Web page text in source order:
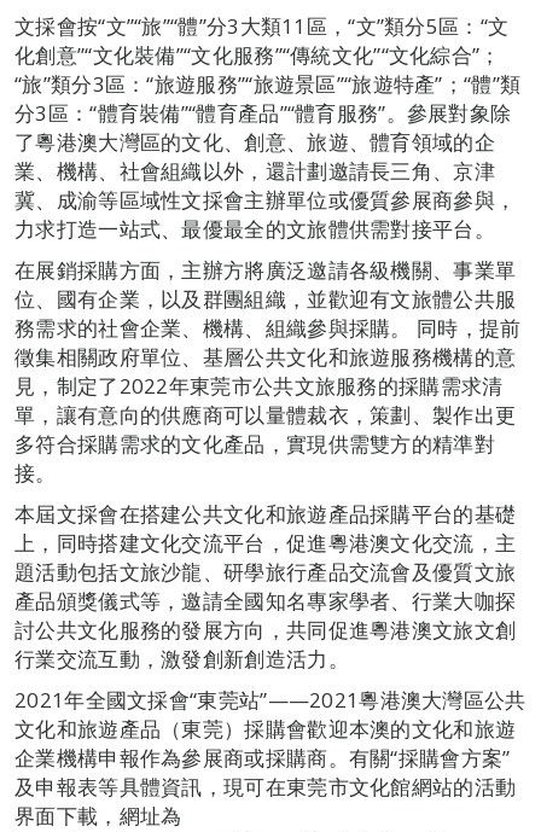
文採會按“文”“旅”“體”分3大類11區，“文”類分5區：“文
化創意”“文化裝備”“文化服務”“傳統文化”“文化綜合”；
“旅”類分3區：“旅遊服務”“旅遊景區”“旅遊特產”；“體”類
分3區：“體育裝備”“體育產品”“體育服務”。參展對象除
了粵港澳大灣區的文化、創意、旅遊、體育領域的企
業、機構、社會組織以外，還計劃邀請長三角、京津
冀、成渝等區域性文採會主辦單位或優質參展商參與，
力求打造一站式、最優最全的文旅體供需對接平台。
在展銷採購方面，主辦方將廣泛邀請各級機關、事業單
位、國有企業，以及群團組織，並歡迎有文旅體公共服
務需求的社會企業、機構、組織參與採購。 同時，提前
徵集相關政府單位、基層公共文化和旅遊服務機構的意
見，制定了2022年東莞市公共文旅服務的採購需求清
單，讓有意向的供應商可以量體裁衣，策劃、製作出更
多符合採購需求的文化產品，實現供需雙方的精準對
接。
本屆文採會在搭建公共文化和旅遊產品採購平台的基礎
上，同時搭建文化交流平台，促進粵港澳文化交流，主
題活動包括文旅沙龍、研學旅行產品交流會及優質文旅
產品頒獎儀式等，邀請全國知名專家學者、行業大咖探
討公共文化服務的發展方向，共同促進粵港澳文旅文創
行業交流互動，激發創新創造活力。
2021年全國文採會“東莞站”——2021粵港澳大灣區公共
文化和旅遊產品（東莞）採購會歡迎本澳的文化和旅遊
企業機構申報作為參展商或採購商。有關“採購會方案”
及申報表等具體資訊，現可在東莞市文化館網站的活動
界面下載，網址為